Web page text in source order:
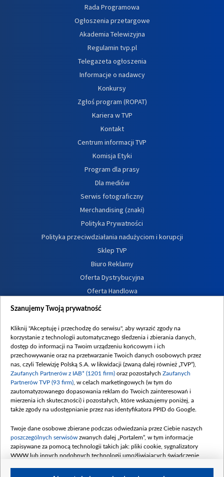
Rada Programowa
Ogłoszenia przetargowe
Akademia Telewizyjna
Regulamin tvp.pl
Telegazeta ogłoszenia
Informacje o nadawcy
Konkursy
Zgłoś program (ROPAT)
Kariera w TVP
Kontakt
Centrum informacji TVP
Komisja Etyki
Program dla prasy
Dla mediów
Serwis fotograficzny
Merchandising (znaki)
Polityka Prywatności
Polityka przeciwdziałania nadużyciom i korupcji
Sklep TVP
Biuro Reklamy
Oferta Dystrybucyjna
Oferta Handlowa
Dostępność
Procedura zgłoszeń wewnętrznych
Szanujemy Twoją prywatność
Kliknij "Akceptuję i przechodzę do serwisu", aby wyrazić zgody na
korzystanie z technologii automatycznego śledzenia i zbierania danych,
dostęp do informacji na Twoim urządzeniu końcowym i ich
przechowywanie oraz na przetwarzanie Twoich danych osobowych przez
nas, czyli Telewizję Polską S.A. w likwidacji (zwaną dalej również „TVP”),
Zaufanych Partnerów z IAB* (1201 firm) oraz pozostałych Zaufanych
Partnerów TVP (93 firm) , w celach marketingowych (w tym do
zautomatyzowanego dopasowania reklam do Twoich zainteresowań i
mierzenia ich skuteczności) i pozostałych, które wskazujemy poniżej, a
także zgody na udostępnianie przez nas identyfikatora PPID do Google.
Twoje dane osobowe zbierane podczas odwiedzania przez Ciebie naszych
poszczególnych serwisów zwanych dalej „Portalem”, w tym informacje
zapisywane za pomocą technologii takich jak: pliki cookie, sygnalizatory
WWW lub innych podobnych technologii umożliwiających świadczenie